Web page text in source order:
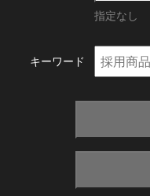
指定なし
キーワード